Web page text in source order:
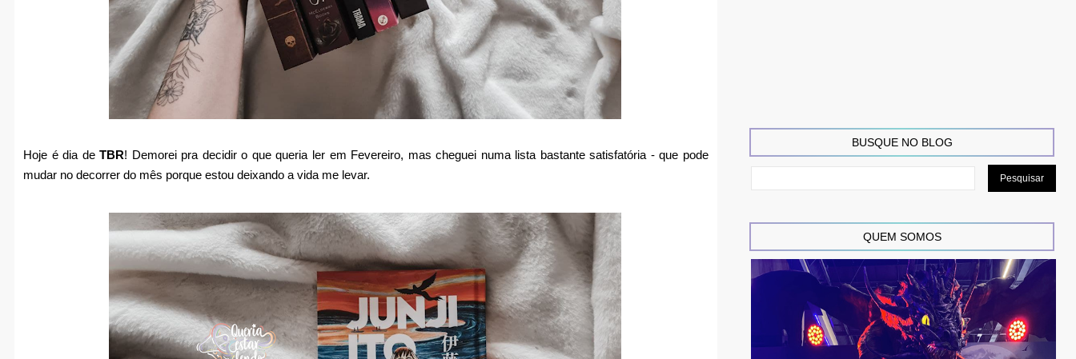
Hoje é dia deTBR! Demorei pra decidir o que queria ler em Fevereiro, mas cheguei numa lista bastante satisfatória - que pode
mudar no decorrer do mês porque estou deixando a vida me levar.
BUSQUE NO BLOG
QUEM SOMOS